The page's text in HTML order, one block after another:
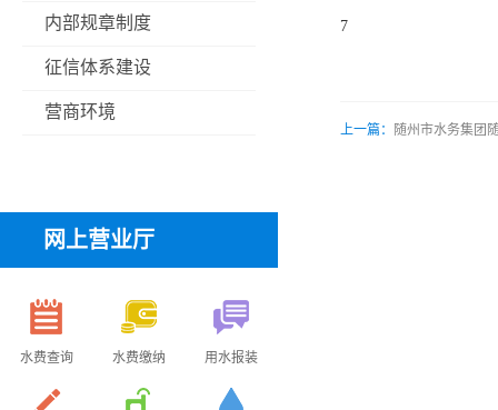
内部规章制度
征信体系建设
营商环境
网上营业厅
水费查询 水费缴纳 用水报装
7
上一篇： 随州市水务集团